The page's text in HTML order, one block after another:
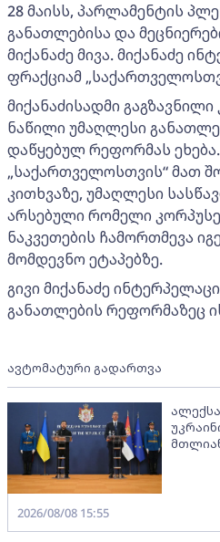
28 მაისს, პარლამენტის
განათლებისა და
მიქანაძე მივა. მიქანაძე
ფრაქციამ
მიქანაძისადმი
ნაწილი უმაღლესი
დაწყებულ რეფორმას
„საქართველოსთვის“ მათ
კითხვაზე, უმაღლესი
არსებული რომელი
ნაკვეთების ჩამორთმევა
მომდევნო ეტაპებზე.
გივი მიქანაძე
განათლების რეფორმაზეც
ავტომატური გადართვა
2026/08/08 15:55